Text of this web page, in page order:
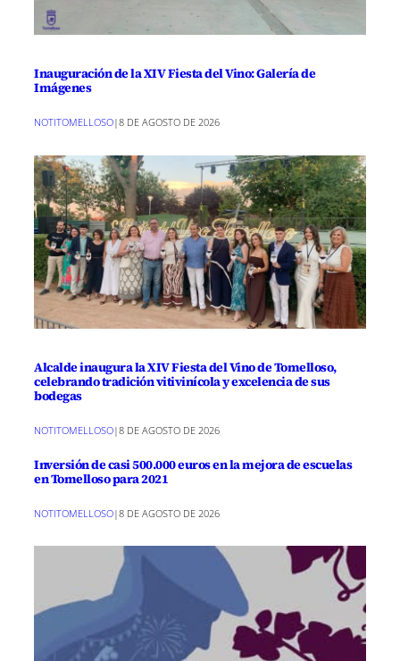
Inauguración de la XIV Fiesta del Vino: Galería de
Imágenes
NOTITOMELLOSO|8 DE AGOSTO DE 2026
Alcalde inaugura la XIV Fiesta del Vino de Tomelloso,
celebrando tradición vitivinícola y excelencia de sus
bodegas
NOTITOMELLOSO|8 DE AGOSTO DE 2026
Inversión de casi 500.000 euros en la mejora de escuelas
en Tomelloso para 2021
NOTITOMELLOSO|8 DE AGOSTO DE 2026